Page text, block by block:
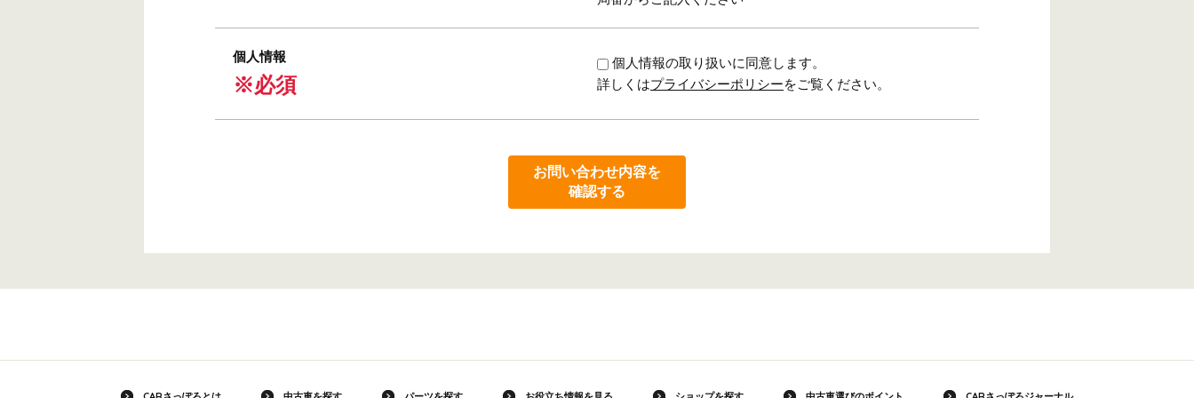
個人情報
※必須
個人情報の取り扱いに同意します。
詳しくはプライバシーポリシーをご覧ください。
お問い合わせ内容を
確認する